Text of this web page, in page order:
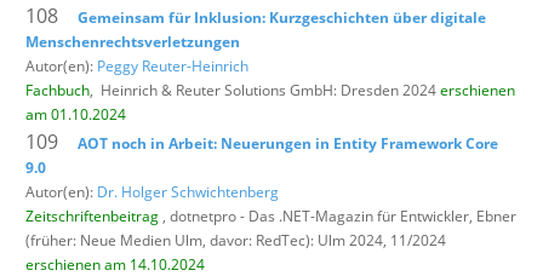
108
Gemeinsam für Inklusion: Kurzgeschichten über digitale
Menschenrechtsverletzungen
Autor(en): Peggy Reuter-Heinrich
Fachbuch, Heinrich & Reuter Solutions GmbH: Dresden 2024erschienen
am 01.10.2024
109
AOT noch in Arbeit: Neuerungen in Entity Framework Core
9.0
Autor(en): Dr. Holger Schwichtenberg
Zeitschriftenbeitrag , dotnetpro - Das .NET-Magazin für Entwickler, Ebner
(früher: Neue Medien Ulm, davor: RedTec): Ulm 2024, 11/2024
erschienen am 14.10.2024